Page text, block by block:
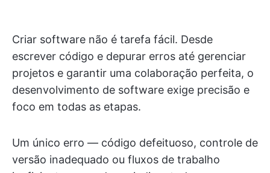
Criar software não é tarefa fácil. Desde
escrever código e depurar erros até gerenciar
projetos e garantir uma colaboração perfeita, o
desenvolvimento de software exige precisão e
foco em todas as etapas.
Um único erro — código defeituoso, controle de
versão inadequado ou fluxos de trabalho